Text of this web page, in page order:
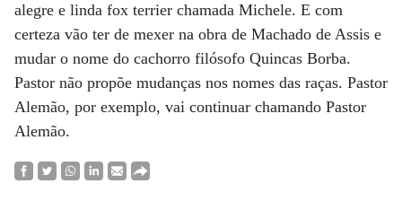
alegre e linda fox terrier chamada Michele. E com
certeza vão ter de mexer na obra de Machado de Assis e
mudar o nome do cachorro filósofo Quincas Borba.
Pastor não propõe mudanças nos nomes das raças. Pastor
Alemão, por exemplo, vai continuar chamando Pastor
Alemão.